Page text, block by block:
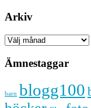
Arkiv
Arkiv
Ämnestaggar
barn blogg100